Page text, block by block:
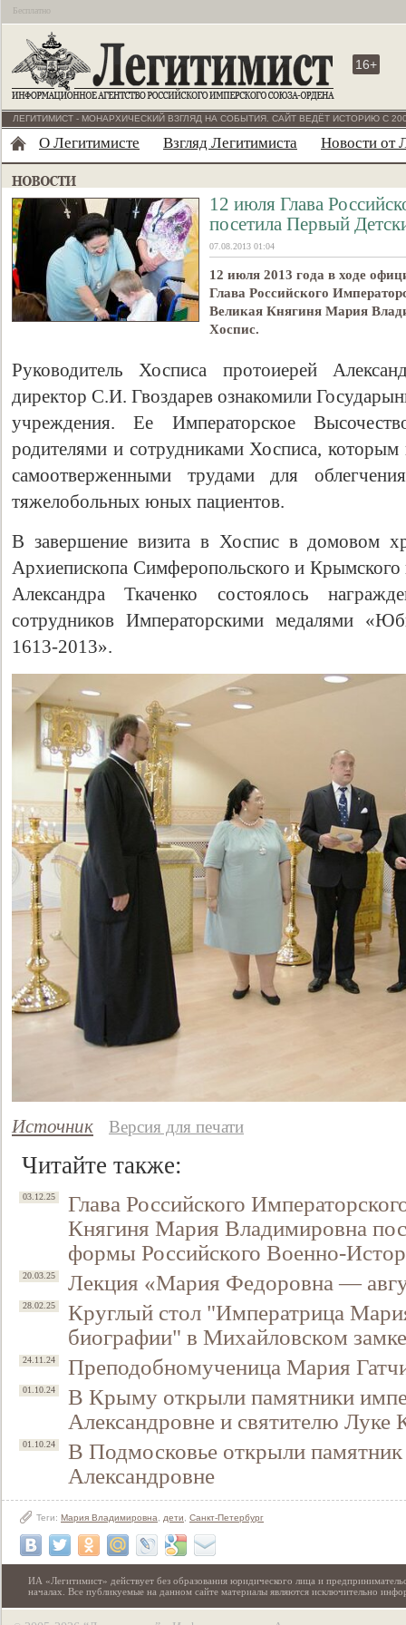
Бесплатно
16+
ЛЕГИТИМИСТ - МОНАРХИЧЕСКИЙ ВЗГЛЯД НА СОБЫТИЯ. САЙТ ВЕДЁТ ИСТОРИЮ С
О Легитимисте Взгляд Легитимиста Новости от
12 июля Глава
посетила Первый
07.08.2013 01:04
12 июля 2013 года в ходе
Глава Российского
Великая Княгиня Мария
Хоспис.
Руководитель Хосписа протоиерей
директор С.И. Гвоздарев ознакомили
учреждения. Ее Императорское
родителями и сотрудниками Хосписа,
самоотверженными трудами для
тяжелобольных юных пациентов.
В завершение визита в Хоспис в домовом
Архиепископа Симферопольского и Крымского
Александра Ткаченко состоялось
сотрудников Императорскими медалями
1613-2013».
Источник Версия для печати
Читайте также:
03.12.25
Глава Российского
Княгиня Мария Владимировна
формы Российского Военно-
20.03.25 Лекция «Мария Федоровна —
28.02.25
Круглый стол "Императрица
биографии" в Михайловском
24.11.24 Преподобномученица Мария
01.10.24
В Крыму открыли памятники
Александровне и святителю
01.10.24
В Подмосковье открыли
Александровне
Теги: Мария Владимировна дети Санкт-Петербург
ИА «Легитимист» действует без образования юридического лица и
началах. Все публикуемые на данном сайте материалы являются исключительно